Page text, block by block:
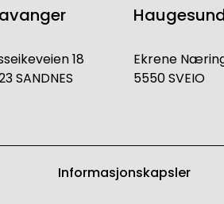
18
SANDNES
Ekrene
5550 SVEIO
Informasjonskapsler